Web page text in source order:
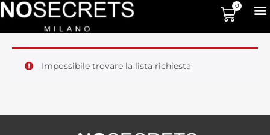
0
Impossibile trovare la lista richiesta